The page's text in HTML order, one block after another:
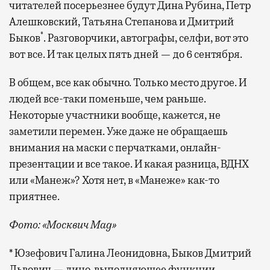
читателей посерьезнее будут Дина Рубина, Петр
Алешковский, Татьяна Степанова и Дмитрий
Быков*. Разговорчики, автографы, селфи, вот это
вот все. И так целых пять дней — до 6 сентября.
В общем, все как обычно. Только место другое. И
людей все-таки поменьше, чем раньше.
Некоторые участники вообще, кажется, не
заметили перемен. Уже даже не обращаешь
внимания на маски с перчатками, онлайн-
презентации и все такое. И какая разница, ВДНХ
или «Манеж»? Хотя нет, в «Манеже» как-то
приятнее.
Фото: «Москвич Mag»
* Юзефович Галина Леонидовна, Быков Дмитрий